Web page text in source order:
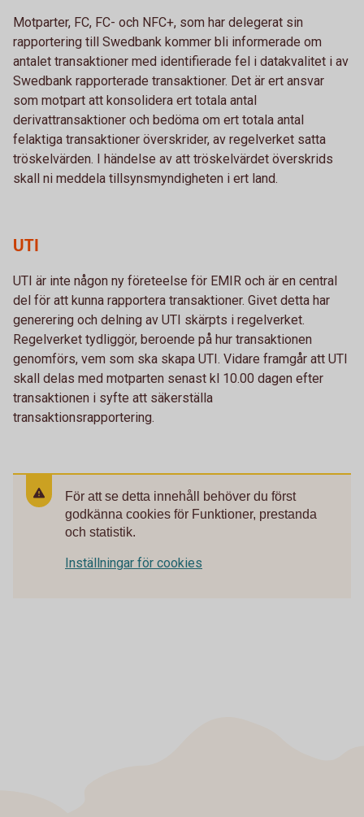
Motparter, FC, FC- och NFC+, som har delegerat sin
rapportering till Swedbank kommer bli informerade om
antalet transaktioner med identifierade fel i datakvalitet i av
Swedbank rapporterade transaktioner. Det är ert ansvar
som motpart att konsolidera ert totala antal
derivattransaktioner och bedöma om ert totala antal
felaktiga transaktioner överskrider, av regelverket satta
tröskelvärden. I händelse av att tröskelvärdet överskrids
skall ni meddela tillsynsmyndigheten i ert land.
UTI
UTI är inte någon ny företeelse för EMIR och är en central
del för att kunna rapportera transaktioner. Givet detta har
generering och delning av UTI skärpts i regelverket.
Regelverket tydliggör, beroende på hur transaktionen
genomförs, vem som ska skapa UTI. Vidare framgår att UTI
skall delas med motparten senast kl 10.00 dagen efter
transaktionen i syfte att säkerställa
transaktionsrapportering.
För att se detta innehåll behöver du först
godkänna cookies för Funktioner, prestanda
och statistik.
Inställningar för cookies